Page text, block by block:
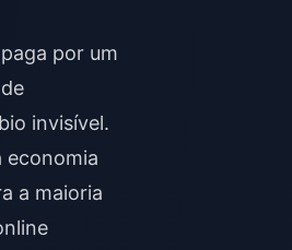
por um
invisível.
economia
a maioria